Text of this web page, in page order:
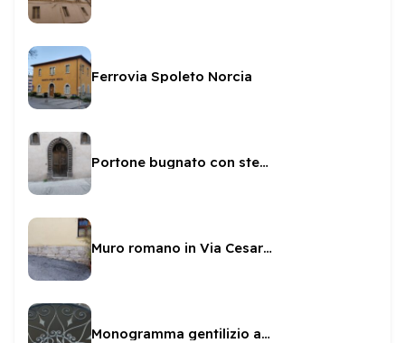
Ferrovia Spoleto Norcia
Portone bugnato con stemma Racani
Muro romano in Via Cesare Detti
Monogramma gentilizio a palazzo Benedetti di Montevecchio